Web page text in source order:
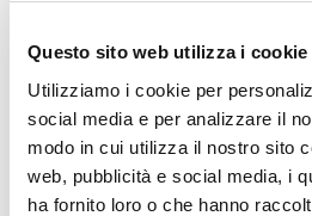
Questo sito web utilizza i cookie
Utilizziamo i cookie per
social media e per analizzare il
modo in cui utilizza il nostro sito
web, pubblicità e social media, i
ha fornito loro o che hanno